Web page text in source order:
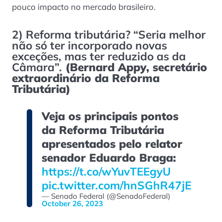
pouco impacto no mercado brasileiro.
2) Reforma tributária? “Seria melhor
não só ter incorporado novas
exceções, mas ter reduzido as da
Câmara”. (Bernard Appy, secretário
extraordinário da Reforma
Tributária)
Veja os principais pontos
da Reforma Tributária
apresentados pelo relator
senador Eduardo Braga:
https://t.co/wYuvTEEgyU
pic.twitter.com/hnSGhR47jE
— Senado Federal (@SenadoFederal)
October 26, 2023